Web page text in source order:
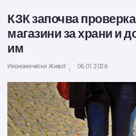
КЗК започва
магазини за храни и
им
Икономически Живот 06.01.2026